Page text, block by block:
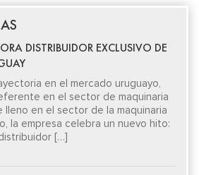
DISTRIBUIDOR EXCLUSIVO DE
en el mercado uruguayo,
en el sector de maquinaria
lleno en el sector de la maquinaria
la empresa celebra un nuevo hito:
[…]